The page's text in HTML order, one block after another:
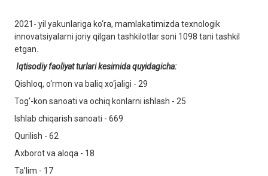
2021- yil yakunlariga ko‘ra, mamlakatimizda texnologik
innovatsiyalarni joriy qilgan tashkilotlar soni 1098 tani tashkil
etgan.
Iqtisodiy faoliyat turlari kesimida quyidagicha:
Qishloq, o‘rmon va baliq xo‘jaligi - 29
Tog‘-kon sanoati va ochiq konlarni ishlash - 25
Ishlab chiqarish sanoati - 669
Qurilish - 62
Аxborot va aloqa - 18
Taʼlim - 17